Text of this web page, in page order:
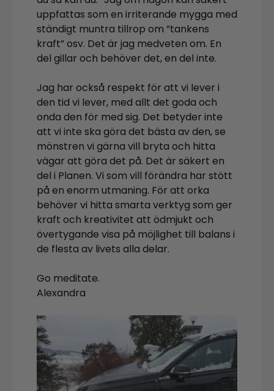
uppfattas som en irriterande mygga med
ständigt muntra tillrop om ”tankens
kraft” osv. Det är jag medveten om. En
del gillar och behöver det, en del inte.
Jag har också respekt för att vi lever i
den tid vi lever, med allt det goda och
onda den för med sig. Det betyder inte
att vi inte ska göra det bästa av den, se
mönstren vi gärna vill bryta och hitta
vägar att göra det på. Det är säkert en
del i Planen. Vi som vill förändra har stött
på en enorm utmaning. För att orka
behöver vi hitta smarta verktyg som ger
kraft och kreativitet att ödmjukt och
övertygande visa på möjlighet till balans i
de flesta av livets alla delar.
Go meditate.
Alexandra